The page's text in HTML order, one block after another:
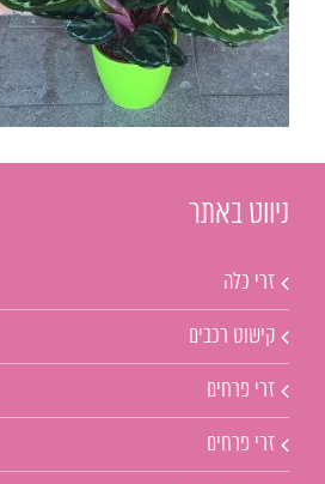
ניווט באתר
זרי כלה
קישוט רכבים
זרי פרחים
זרי פרחים